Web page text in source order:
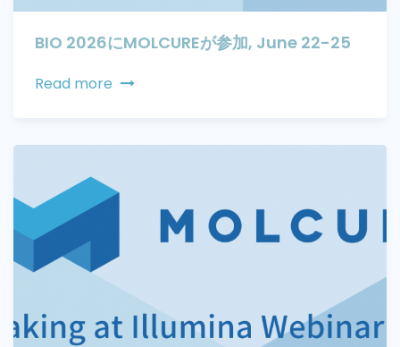
BIO 2026にMOLCUREが参加, June 22-25
Read more